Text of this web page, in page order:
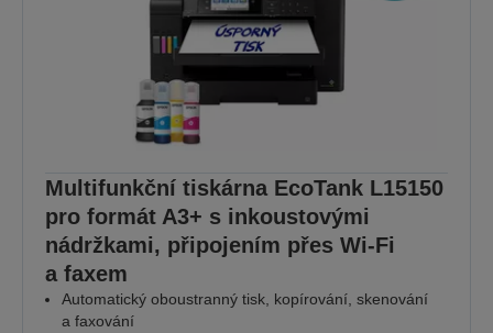
Multifunkční tiskárna EcoTank L15150
pro formát A3+ s inkoustovými
nádržkami, připojením přes Wi-Fi
a faxem
Automatický oboustranný tisk, kopírování, skenování
a faxování